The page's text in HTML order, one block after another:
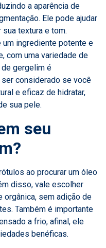
a aparência de
Ele pode ajudar
sua textura e tom.
um ingrediente potente e
com uma variedade de
gergelim é
considerado se você
e eficaz de hidratar,
sua pele.
seu
ao procurar um óleo
disso, vale escolher
orgânica, sem adição de
Também é importante
a frio, afinal, ele
benéficas.